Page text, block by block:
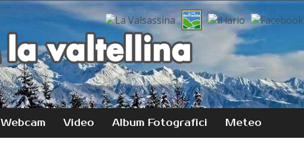
Webcam Video Album Fotografici Meteo